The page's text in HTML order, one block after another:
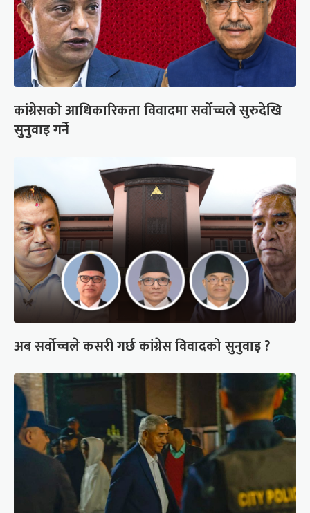
कांग्रेसको आधिकारिकता विवादमा सर्वोच्चले सुरुदेखि
सुनुवाइ गर्ने
अब सर्वोच्चले कसरी गर्छ कांग्रेस विवादको सुनुवाइ ?